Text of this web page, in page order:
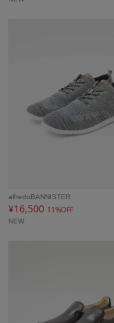
alfredoBANNISTER
¥16,500 11%OFF
NEW